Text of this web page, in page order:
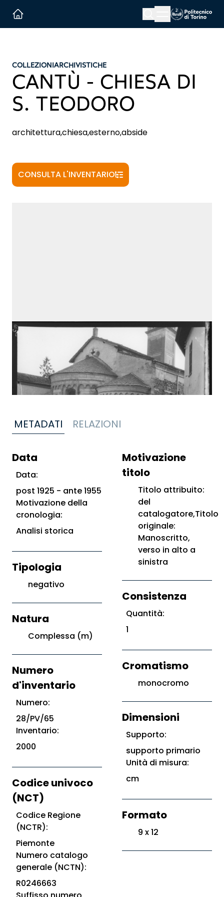
Menu button
COLLEZIONIARCHIVISTICHE
CANTÙ - CHIESA DI
S. TEODORO
architettura,chiesa,esterno,abside
CONSULTA L'INVENTARIO
METADATI RELAZIONI
Data
Data:
post 1925 - ante 1955
Motivazione della
cronologia:
Analisi storica
Tipologia
negativo
Natura
Complessa (m)
Numero
d'inventario
Numero:
28/PV/65
Inventario:
2000
Codice univoco
(NCT)
Codice Regione
(NCTR):
Piemonte
Numero catalogo
generale (NCTN):
R0246663
Motivazione
titolo
Titolo attribuito:
del
catalogatore,Titolo
originale:
Manoscritto,
verso in alto a
sinistra
Consistenza
Quantità:
1
Cromatismo
monocromo
Dimensioni
Supporto:
supporto primario
Unità di misura:
cm
Formato
9 x 12